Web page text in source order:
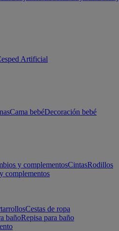
Artificial
Cama bebéDecoración bebé
y complementosCintasRodillos
complementos
Cestas de ropa
bañoRepisa para baño